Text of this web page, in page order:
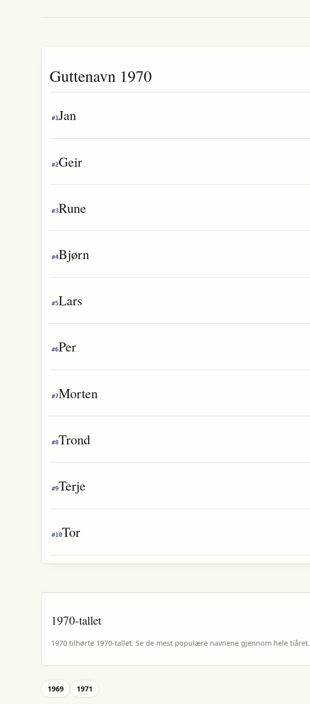
Guttenavn 1970
#1Jan
#2Geir
#3Rune
#4Bjørn
#5Lars
#6Per
#7Morten
#8Trond
#9Terje
#10Tor
1970-tallet
1970 tilhørte 1970-tallet. Se de mest populære navnene gjennom hele tiåret.
1969 1971